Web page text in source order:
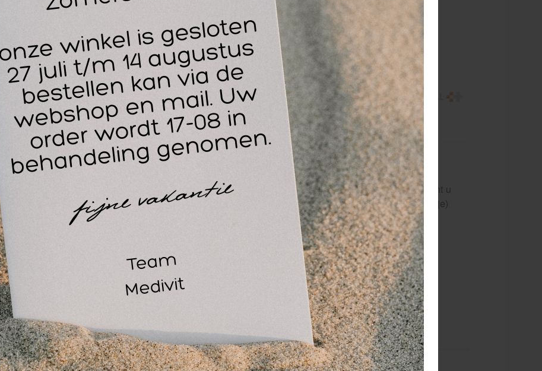
De C-A-T Tourniquet GEN7 is een van de meest gebruikte tourniquet ter
wereld en wordt o.a. door nagenoeg alle NAVO landen gebruikt, maar ook de
Nederlandse krijgsmacht, arrestatieteams van de politie en verschillende
civiele medische diensten zoals ambulancediensten, Spoed Eisende Hulp en
MMT’s gebruiken deze tourniquet.
Ondanks dat het vrij eenvoudig is om de tourniquet te gebruiken is het van
belang om het gebruik te trainen. Tijdens het meerdere malen gebruiken van
een tourniquet verliest het kracht. Deze tourniquets zijn hiermee niet meer geschikt voor gebruik in de
praktijk. Daarom bieden wij u speciaal voor trainingsdoeleinden de blauwe trainingstourniquet. Zo kunt u
veelvuldig oefenen en niet per ongeluk een gebruikte tourniquet verwarren met een ongebruikte (oranje)
tourniquet.
De tourniquet kan zowel door het slachtoffer zelf, met één hand, als door een hulpverlener, met beide
handen, aangelegd worden
Artikelnummer van Heek Medical: 30-0033
C-A-T Tourniquet Blauw GEN7
Inhoud verpakking: 1 stuk